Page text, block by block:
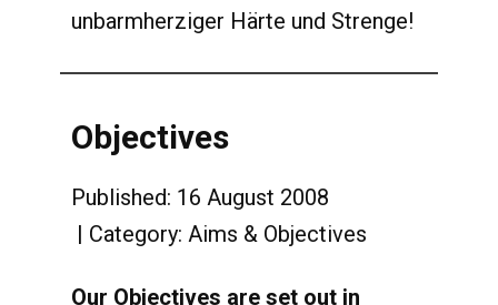
unbarmherziger Härte und Strenge!
Objectives
Published: 16 August 2008
Category: Aims & Objectives
Our Objectives are set out in